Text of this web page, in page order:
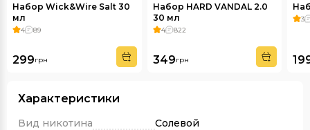
Набор Wick&Wire Salt 30
мл
4 89
299грн
Набор HARD VANDAL 2.0
30 мл
4 822
349грн
3
Характеристики
Вид никотина Солевой